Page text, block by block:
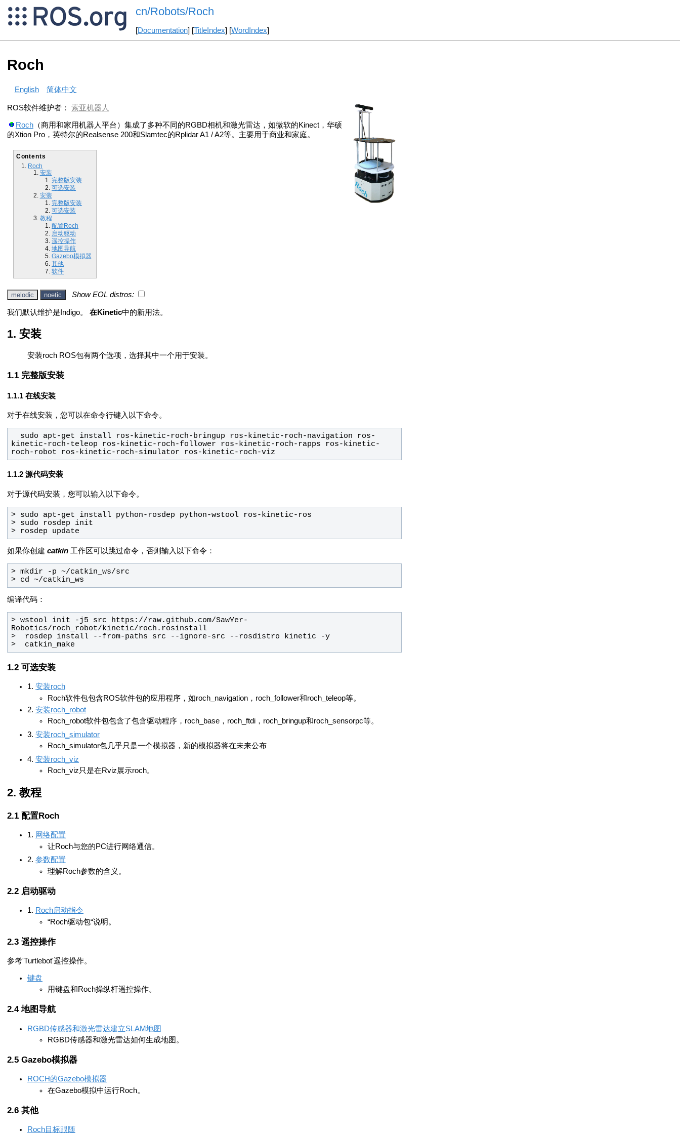
cn/Robots/Roch
[Documentation] [TitleIndex] [WordIndex]
Roch
English 简体中文
ROS软件维护者： 索亚机器人
Roch（商用和家用机器人平台）集成了多种不同的RGBD相机和激光雷达，如微软的Kinect，华硕
的Xtion Pro，英特尔的Realsense 200和Slamtec的Rplidar A1 / A2等。主要用于商业和家庭。
Contents
Roch
安装
完整版安装
可选安装
安装
完整版安装
可选安装
教程
配置Roch
启动驱动
遥控操作
地图导航
Gazebo模拟器
其他
软件
melodic noetic Show EOL distros:
我们默认维护是Indigo。 在Kinetic中的新用法。
安装
安装roch ROS包有两个选项，选择其中一个用于安装。
完整版安装
在线安装
对于在线安装，您可以在命令行键入以下命令。
kinetic-roch-teleop ros-kinetic-roch-follower ros-kinetic-roch-rapps ros-kinetic-
roch-robot ros-kinetic-roch-simulator ros-kinetic-roch-viz
源代码安装
对于源代码安装，您可以输入以下命令。
> rosdep update
如果你创建 catkin 工作区可以跳过命令，否则输入以下命令：
> cd ~/catkin_ws
编译代码：
> wstool init -j5 src https://raw.github.com/SawYer-
Robotics/roch_robot/kinetic/roch.rosinstall
>  rosdep install --from-paths src --ignore-src --rosdistro kinetic -y
>  catkin_make
可选安装
1. 安装roch
Roch软件包包含ROS软件包的应用程序，如roch_navigation，roch_follower和roch_teleop等。
2. 安装roch_robot
Roch_robot软件包包含了包含驱动程序，roch_base，roch_ftdi，roch_bringup和roch_sensorpc等。
3. 安装roch_simulator
Roch_simulator包几乎只是一个模拟器，新的模拟器将在未来公布
4. 安装roch_viz
Roch_viz只是在Rviz展示roch。
教程
配置Roch
1. 网络配置
让Roch与您的PC进行网络通信。
2. 参数配置
理解Roch参数的含义。
启动驱动
1. Roch启动指令
“Roch驱动包“说明。
遥控操作
参考'Turtlebot'遥控操作。
键盘
用键盘和Roch操纵杆遥控操作。
地图导航
RGBD传感器和激光雷达建立SLAM地图
RGBD传感器和激光雷达如何生成地图。
Gazebo模拟器
ROCH的Gazebo模拟器
在Gazebo模拟中运行Roch。
其他
Roch目标跟随